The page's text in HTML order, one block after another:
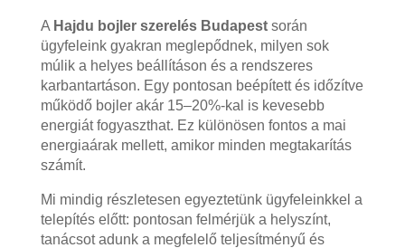
A Hajdu bojler szerelés Budapestsorán
ügyfeleink gyakran meglepődnek, milyen sok
múlik a helyes beállításon és a rendszeres
karbantartáson. Egy pontosan beépített és időzítve
működő bojler akár 15–20%-kal is kevesebb
energiát fogyaszthat. Ez különösen fontos a mai
energiaárak mellett, amikor minden megtakarítás
számít.
Mi mindig részletesen egyeztetünk ügyfeleinkkel a
telepítés előtt: pontosan felmérjük a helyszínt,
tanácsot adunk a megfelelő teljesítményű és